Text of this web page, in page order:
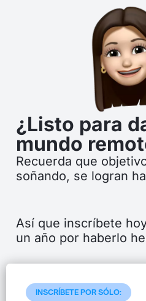
¿Listo para
mundo
Recuerda que
soñando, se logran
Así que inscríbete
un año por haberlo
INSCRÍBETE POR SÓLO: